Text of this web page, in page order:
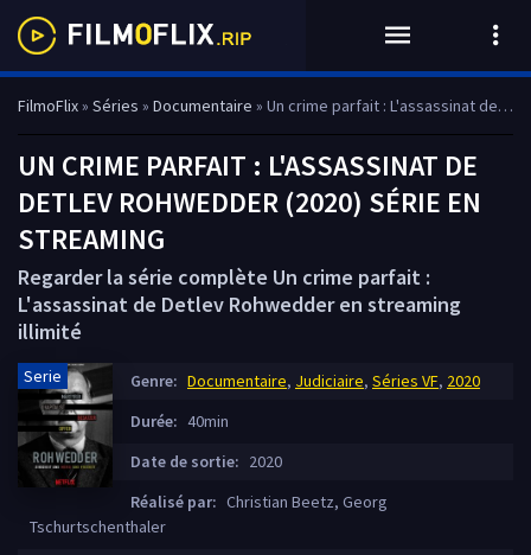
FilmoFlix» Séries » Documentaire » Un crime parfait : L'assassinat de Detlev Rohwedder
UN CRIME PARFAIT : L'ASSASSINAT DE
DETLEV ROHWEDDER (2020) SÉRIE EN
STREAMING
Regarder la série complète Un crime parfait :
L'assassinat de Detlev Rohwedder en streaming
illimité
Serie Genre: Documentaire, Judiciaire, Séries VF, 2020
Durée: 40min
Date de sortie: 2020
Réalisé par: Christian Beetz, Georg
Tschurtschenthaler